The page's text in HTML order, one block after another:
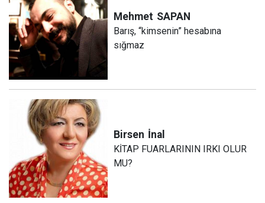
Mehmet SAPAN
Barış, “kimsenin” hesabına
sığmaz
Birsen İnal
KİTAP FUARLARININ IRKI OLUR
MU?